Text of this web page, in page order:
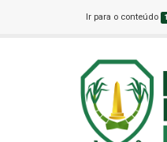
Ir para o conteúdo 1